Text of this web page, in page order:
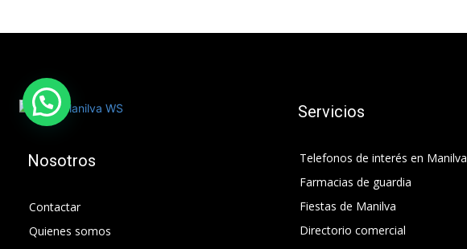
Nosotros
Contactar
Quienes somos
Servicios
Telefonos de interés en Manilva
Farmacias de guardia
Fiestas de Manilva
Directorio comercial